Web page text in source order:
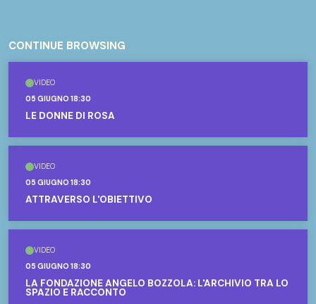
CONTINUE BROWSING
VIDEO
05 GIUGNO 18:30
LE DONNE DI ROSA
VIDEO
05 GIUGNO 18:30
ATTRAVERSO L'OBIETTIVO
VIDEO
05 GIUGNO 18:30
LA FONDAZIONE ANGELO BOZZOLA: L'ARCHIVIO TRA LO
SPAZIO E RACCONTO